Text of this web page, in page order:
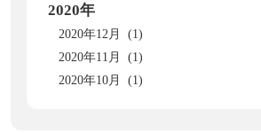
2020年
2020年12月 (1)
2020年11月 (1)
2020年10月 (1)